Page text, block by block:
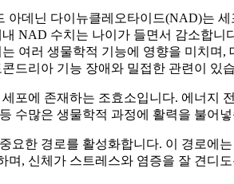
아데닌 다이뉴클레오타이드(NAD)는 세
NAD 수치는 나이가 들면서 감소합니
여러 생물학적 기능에 영향을 미치며,
드리아 기능 장애와 밀접한 관련이 있
포에 존재하는 조효소입니다. 에너지
수많은 생물학적 과정에 활력을 불어
요한 경로를 활성화합니다. 이 경로에
며, 신체가 스트레스와 염증을 잘 견디